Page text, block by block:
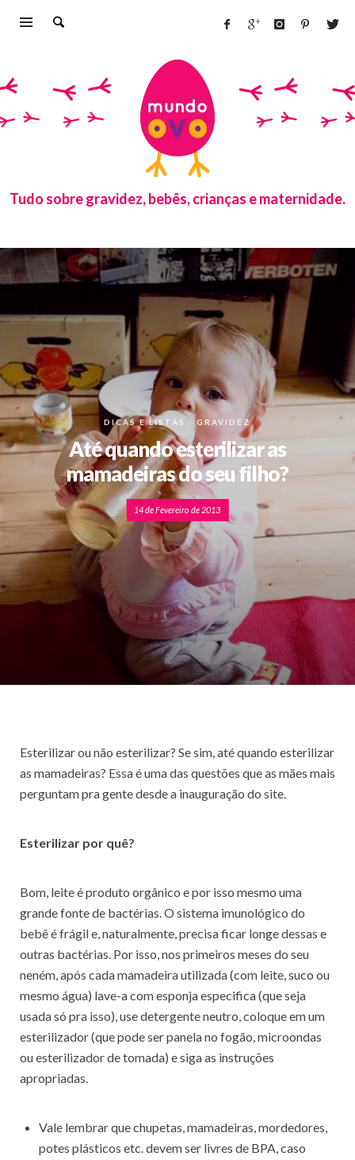
Tudo sobre gravidez, bebês, crianças e maternidade.
DICAS E LISTAS GRAVIDEZ
Até quando esterilizar as
mamadeiras do seu filho?
14 de Fevereiro de 2013
Esterilizar ou não esterilizar? Se sim, até quando esterilizar
as mamadeiras? Essa é uma das questões que as mães mais
perguntam pra gente desde a inauguração do site.
Esterilizar por quê?
Bom, leite é produto orgânico e por isso mesmo uma
grande fonte de bactérias. O sistema imunológico do
bebê é frágil e, naturalmente, precisa ficar longe dessas e
outras bactérias. Por isso, nos primeiros meses do seu
neném, após cada mamadeira utilizada (com leite, suco ou
mesmo água) lave-a com esponja especifica (que seja
usada só pra isso), use detergente neutro, coloque em um
esterilizador (que pode ser panela no fogão, microondas
ou esterilizador de tomada) e siga as instruções
apropriadas.
Vale lembrar que chupetas, mamadeiras, mordedores,
potes plásticos etc. devem ser livres de BPA, caso